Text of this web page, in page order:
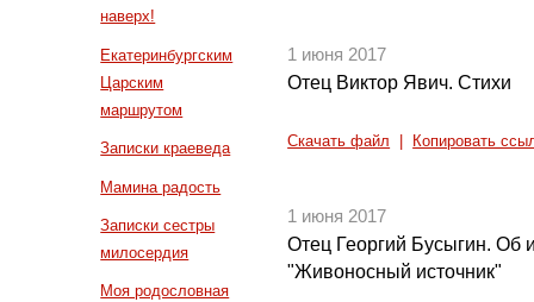
наверх!
Екатеринбургским
Царским
маршрутом
Записки краеведа
Мамина радость
Записки сестры
милосердия
Моя родословная
1 июня 2017
Отец Виктор Явич. Стихи
Скачать файл Копировать
1 июня 2017
Отец Георгий Бусыгин. Об
"Живоносный источник"